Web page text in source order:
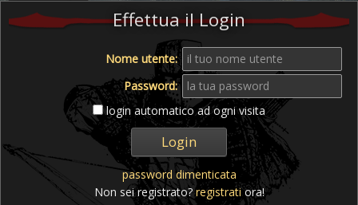
Effettua il Login
Nome utente:
Password:
login automatico ad ogni visita
password dimenticata
Non sei registrato?registratiora!